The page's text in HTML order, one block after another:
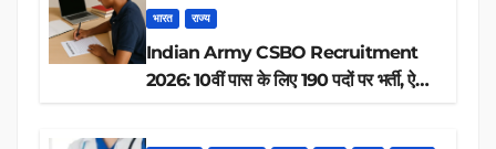
भारत राज्य
Indian Army CSBO Recruitment
2026: 10वीं पास के लिए 190 पदों पर भर्ती, ऐसे